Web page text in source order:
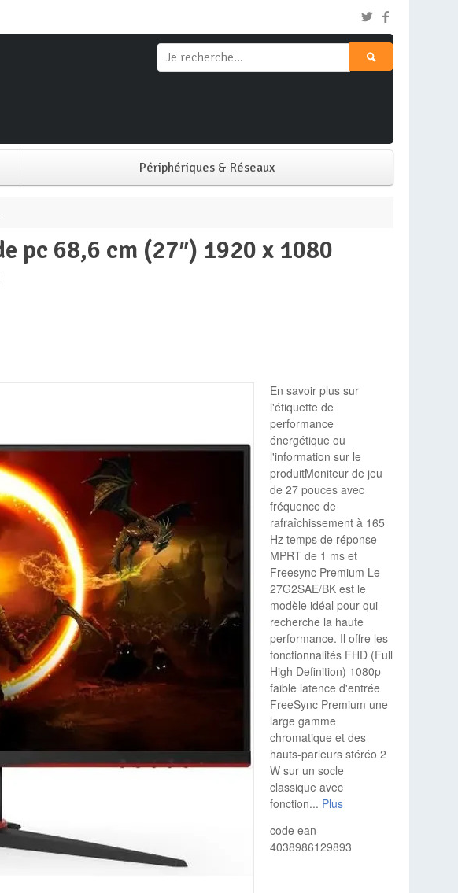
Périphériques & Réseaux
Ecran PC
En savoir plus sur
l'étiquette de
performance
énergétique ou
l'information sur le
produitMoniteur de jeu
de 27 pouces avec
fréquence de
rafraîchissement à 165
Hz temps de réponse
MPRT de 1 ms et
Freesync Premium Le
27G2SAE/BK est le
modèle idéal pour qui
recherche la haute
performance. Il offre les
fonctionnalités FHD (Full
High Definition) 1080p
faible latence d'entrée
FreeSync Premium une
large gamme
chromatique et des
hauts-parleurs stéréo 2
W sur un socle
classique avec
fonction... Plus
code ean
4038986129893